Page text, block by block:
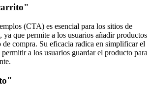
(CTA) es esencial para los sitios de
ya que permite a los usuarios añadir productos
de compra. Su eficacia radica en simplificar el
a los usuarios guardar el producto para